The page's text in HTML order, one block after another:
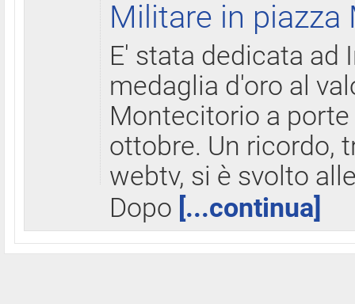
Militare in
E' stata dedicata ad
medaglia d'oro al
Montecitorio a
ottobre. Un ricordo,
webtv, si è svolto
Dopo [...continua]